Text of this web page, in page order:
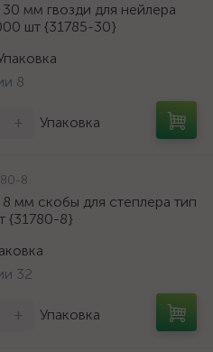
30 мм гвозди для нейлера
шт {31785-30}
8
+ Упаковка
8
8 мм скобы для степлера тип
{31780-8}
32
+ Упаковка